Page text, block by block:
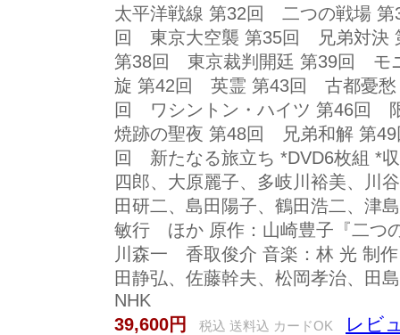
太平洋戦線 第32回 二つの戦場
回 東京大空襲 第35回 兄弟対
第38回 東京裁判開廷 第39回
旋 第42回 英霊 第43回 古都憂
回 ワシントン・ハイツ 第46回
焼跡の聖夜 第48回 兄弟和解 第
回 新たなる旅立ち *DVD6枚組 *
四郎、大原麗子、多岐川裕美、川
田研二、島田陽子、鶴田浩二、津
敏行 ほか 原作：山崎豊子『二つ
川森一 香取俊介 音楽：林 光 制
田静弘、佐藤幹夫、松岡孝治、田
NHK
39,600円
税込 送料込 カードOK
レビ